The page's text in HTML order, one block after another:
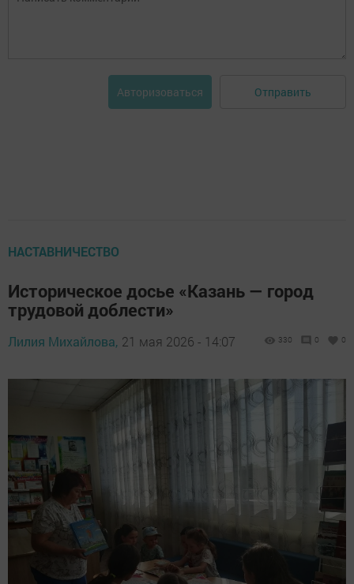
Авторизоваться Отправить
НАСТАВНИЧЕСТВО
Историческое досье «Казань — город
трудовой доблести»
Лилия Михайлова, 21 мая 2026 - 14:07 330 0 0